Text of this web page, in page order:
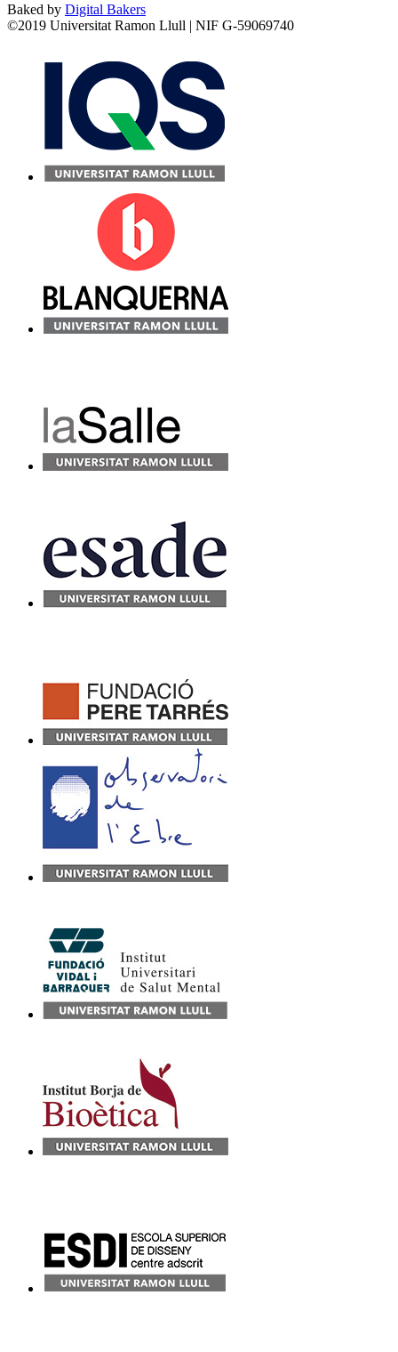
Baked by Digital Bakers
©2019 Universitat Ramon Llull | NIF G-59069740